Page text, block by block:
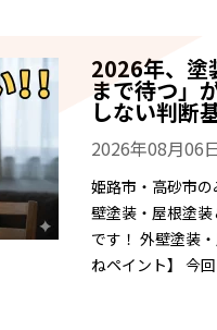
2026年、塗
まで待つ」
しない判断
2026年08月06
姫路市・高砂市
壁塗装・屋根塗
です！ 外壁塗装
ねペイント】 今